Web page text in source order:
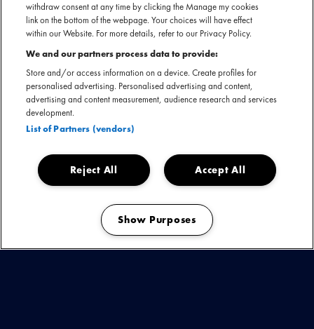
withdraw consent at any time by clicking the Manage my cookies
link on the bottom of the webpage. Your choices will have effect
within our Website. For more details, refer to our Privacy Policy.
We and our partners process data to provide:
Store and/or access information on a device. Create profiles for
personalised advertising. Personalised advertising and content,
advertising and content measurement, audience research and services
development.
List of Partners (vendors)
Accept All
Reject All
Show Purposes